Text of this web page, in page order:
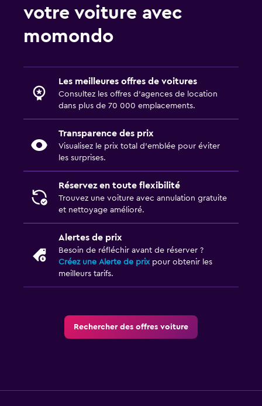
votre voiture avec
momondo
Les meilleures offres de voitures
Consultez les offres d’agences de location
dans plus de 70 000 emplacements.
Transparence des prix
Visualisez le prix total d’emblée pour éviter
les surprises.
Réservez en toute flexibilité
Trouvez une voiture avec annulation gratuite
et nettoyage amélioré.
Alertes de prix
Besoin de réfléchir avant de réserver ?
Créez une Alerte de prixpour obtenir les
meilleurs tarifs.
Rechercher des offres voiture